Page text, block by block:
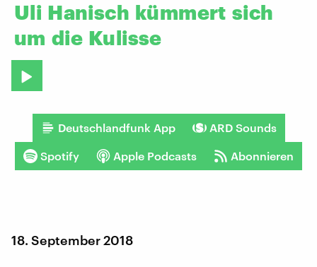
Uli Hanisch kümmert sich
um die Kulisse
Deutschlandfunk App ARD Sounds
Spotify Apple Podcasts Abonnieren
18. September 2018